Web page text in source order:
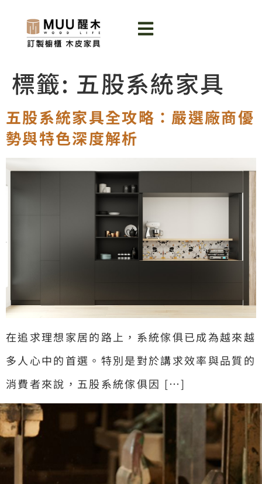
標籤: 五股系統家具
五股系統家具全攻略：嚴選廠商優
勢與特色深度解析
在追求理想家居的路上，系統傢俱已成為越來越
多人心中的首選。特別是對於講求效率與品質的
消費者來說，五股系統傢俱因 […]